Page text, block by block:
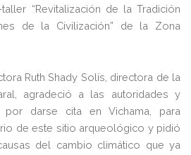
“Revitalización de la Tradición
de la Civilización” de la Zona
Ruth Shady Solís, directora de la
agradeció a las autoridades y
darse cita en Vichama, para
de este sitio arqueológico y pidió
del cambio climático que ya